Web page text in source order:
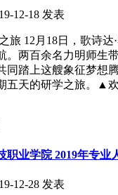
12-18 发表
旅 12月18日，歌诗达
。两百余名力明师生
同踏上这艘象征梦想
五天的研学之旅。▲
职业学院 2019年专业
12-28 发表